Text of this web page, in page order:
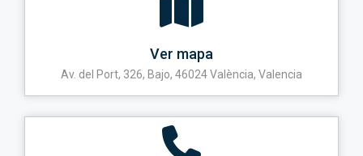
Ver mapa
Av. del Port, 326, Bajo, 46024 València, Valencia